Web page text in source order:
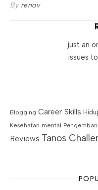
By renov
just an
issues
Blogging Career Skills
Kesehatan mental
Reviews Tanos